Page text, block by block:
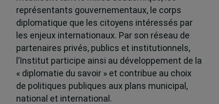
représentants gouvernementaux, le corps
diplomatique que les citoyens intéressés par
les enjeux internationaux. Par son réseau de
partenaires privés, publics et institutionnels,
l’Institut participe ainsi au développement de la
« diplomatie du savoir » et contribue au choix
de politiques publiques aux plans municipal,
national et international.